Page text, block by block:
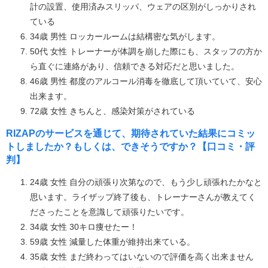
計の設置、使用済みスリッパ、ウェアの区別がしっかりされ
ている
34歳 男性 ロッカールームは結構密な気がします。
50代 女性 トレーナーが体調を崩した際にも、スタッフの方か
ら直ぐに連絡があり、信頼できる対応だと思いました。
46歳 男性 都度のアルコール消毒を徹底して頂いていて、安心
出来ます。
72歳 女性 きちんと、感染対策がされている
RIZAPのサービスを通じて、期待されていた結果にコミッ
トしましたか？もしくは、できそうですか？【口コミ・評
判】
24歳 女性 自分の頑張り次第なので、もう少し頑張れたかなと
思います。ライザップ終了後も、トレーナーさんが教えてく
ださったことを意識して頑張りたいです。
34歳 女性 30キロ痩せたー！
59歳 女性 減量した体重が維持出来ている。
35歳 女性 まだ終わってはいないので評価を高く出来ません